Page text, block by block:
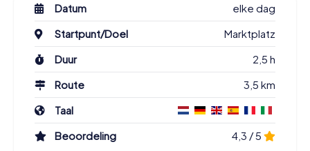
Datum
elke dag
Startpunt/Doel
Marktplatz
Duur
2,5 h
Route
3,5 km
Taal
Beoordeling
4,3 / 5